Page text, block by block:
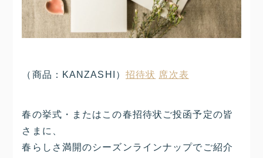
（商品：KANZASHI） 招待状 席次表
春の挙式・またはこの春招待状ご投函予定の皆
さまに、
春らしさ満開のシーズンラインナップでご紹介